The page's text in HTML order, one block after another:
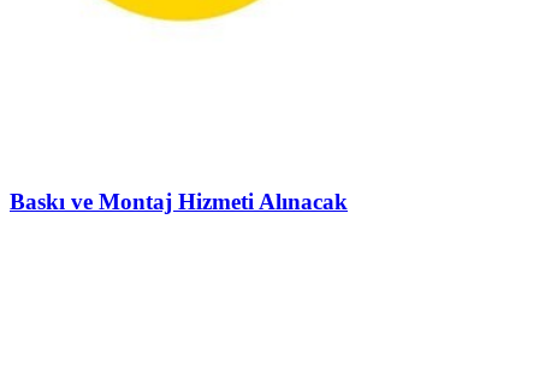
Baskı ve Montaj Hizmeti Alınacak